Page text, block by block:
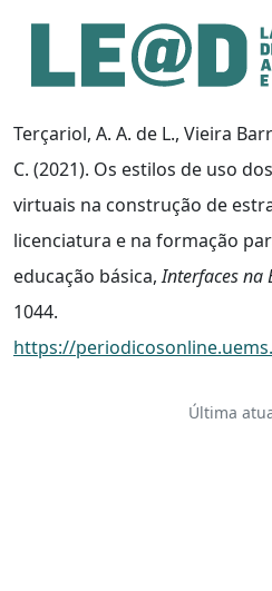
Ir para o conteúdo principal
Informações de
Mapa do site
Terçariol, A. A. de L., Vieira
C. (2021). Os estilos de uso
virtuais na construção de
licenciatura e na formação
educação básica,Interfaces na
1044.
https://
Última